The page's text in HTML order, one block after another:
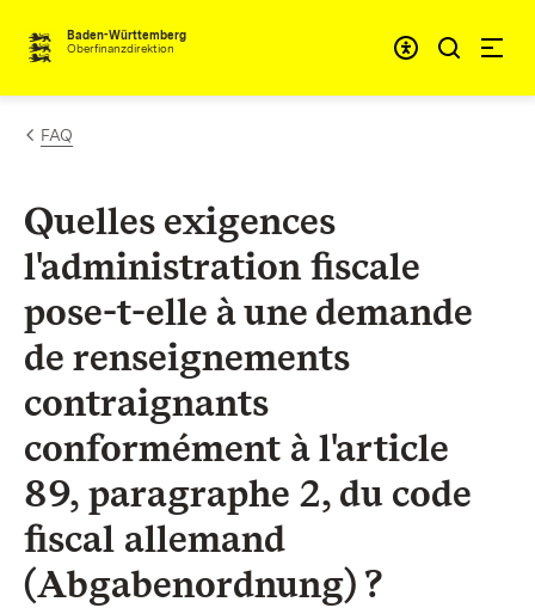
Passer au contenu
Baden-Württemberg
Oberfinanzdirektion
FAQ
Quelles exigences
l'administration fiscale
pose-t-elle à une demande
de renseignements
contraignants
conformément à l'article
89, paragraphe 2, du code
fiscal allemand
(Abgabenordnung) ?